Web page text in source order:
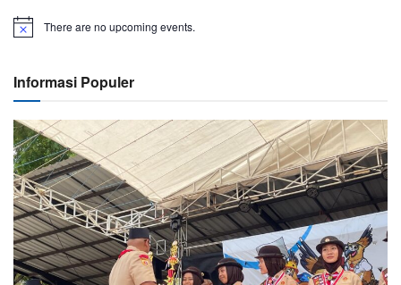
There are no upcoming events.
Informasi Populer